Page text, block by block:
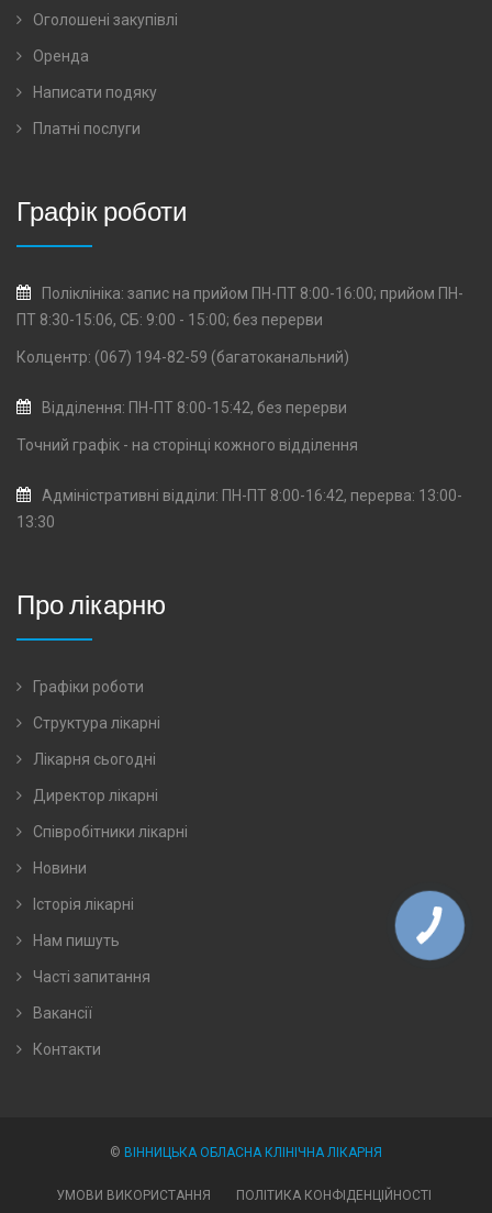
Оголошені закупівлі
Оренда
Написати подяку
Платні послуги
Графік роботи
Поліклініка: запис на прийом ПН-ПТ 8:00-16:00; прийом ПН-
ПТ 8:30-15:06, СБ: 9:00 - 15:00; без перерви
Колцентр: (067) 194-82-59 (багатоканальний)
Відділення: ПН-ПТ 8:00-15:42, без перерви
Точний графік - на сторінці кожного відділення
Адміністративні відділи: ПН-ПТ 8:00-16:42, перерва: 13:00-
13:30
Про лікарню
Графіки роботи
Структура лікарні
Лікарня сьогодні
Директор лікарні
Співробітники лікарні
Новини
Історія лікарні
Нам пишуть
Часті запитання
Вакансії
Контакти
© ВІННИЦЬКА ОБЛАСНА КЛІНІЧНА ЛІКАРНЯ
УМОВИ ВИКОРИСТАННЯ ПОЛІТИКА КОНФІДЕНЦІЙНОСТІ